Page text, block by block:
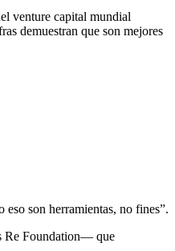
venture capital mundial
demuestran que son mejores
son herramientas, no fines”.
Re Foundation— que